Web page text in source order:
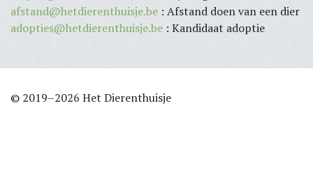
afstand@hetdierenthuisje.be : Afstand doen van een dier
adopties@hetdierenthuisje.be : Kandidaat adoptie
© 2019–2026 Het Dierenthuisje